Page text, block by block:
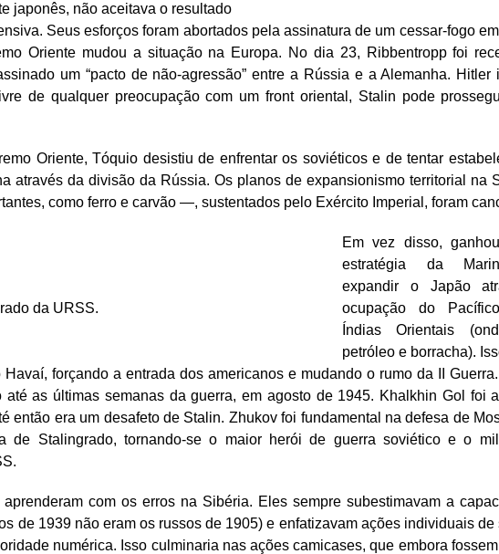
japonês, não aceitava o resultado
Seus esforços foram abortados pela assinatura de um cessar-fogo
Oriente mudou a situação na Europa. No dia 23, Ribbentropp foi
um “pacto de não-agressão” entre a Rússia e a Alemanha. Hitler
de qualquer preocupação com um front oriental, Stalin pode
Oriente, Tóquio desistiu de enfrentar os soviéticos e de tentar
através da divisão da Rússia. Os planos de expansionismo territorial na
como ferro e carvão —, sustentados pelo Exército Imperial, foram
da URSS.
Em vez disso,
estratégia da
expandir o Japão
ocupação do
Índias Orientais
petróleo e borracha).
forçando a entrada dos americanos e mudando o rumo da II
as últimas semanas da guerra, em agosto de 1945. Khalkhin Gol foi
então era um desafeto de Stalin. Zhukov foi fundamental na defesa de
de Stalingrado, tornando-se o maior herói de guerra soviético e o
com os erros na Sibéria. Eles sempre subestimavam a
de 1939 não eram os russos de 1905) e enfatizavam ações individuais de
numérica. Isso culminaria nas ações camicases, que embora